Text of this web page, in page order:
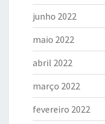
junho 2022
maio 2022
abril 2022
março 2022
fevereiro 2022